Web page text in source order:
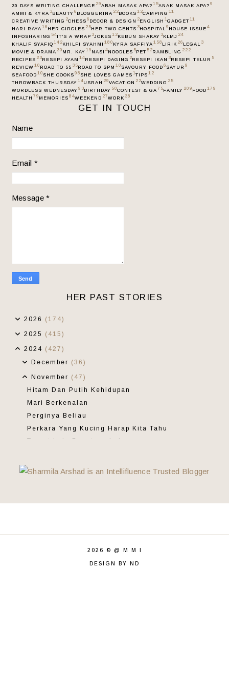
30 DAYS WRITING CHALLENGE 29ABAH MASAK APA? 15ANAK MASAK APA? 9
AMMI & KYRA 3BEAUTY 6 BLOGGERINA 22BOOKS 12CAMPING 11
CREATIVE WRITING 2CHESS 6 DECOR & DESIGN 2ENGLISH 1GADGET 11
HARI RAYA 16 HER CIRCLES 25HER TWO CENTS 3HOSPITAL 9 HOUSE ISSUE 4
INFOSHARING 54IT’S A WRAP 3JOKES 12KEBUN SHAKAY 3KLMJ 24
KHALIF SYAFIQ 142KHILFI SYAHMI 180 KYRA SAFFIYA 158 LIRIK 26 LEGAL 3
MOVIE & DRAMA 30 MR. KAY 19 NASI 4NOODLES 5PET 52RAMBLING 222
RECIPES 23RESEPI AYAM 14RESEPI DAGING 2RESEPI IKAN 3RESEPI TELUR 5
REVIEW 10 ROAD TO 55 35ROAD TO SPM 10 SAVOURY FOOD 6 SAYUR 9
SEAFOOD 10 SHE COOKS 98 SHE LOVES GAMES 1TIPS 12
THROWBACK THURSDAY 14USRAH 29VACATION 22WEDDING 25
WORDLESS WEDNESDAY 93BIRTHDAY 50CONTEST & GA 75FAMILY 209 FOOD 179
HEALTH 79 MEMORIES 84WEEKEND 27WORK 38
GET IN TOUCH
Name
Email *
Message*
HER PAST STORIES
2026 (174)
2025 (415)
2024 (427)
December (36)
November (47)
Hitam Dan Putih Kehidupan
Mari Berkenalan
Perginya Beliau
Perkara Yang Kucing Harap Kita Tahu
Target Lain Dapatnya Lain
Wordless Wednesday 82
Makan Di Kantor
2026 © @ M M I
DESIGN BY ND